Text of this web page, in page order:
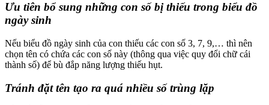
Ưu tiên bổ sung những con số bị thiếu trong biểu đồ
ngày sinh
Nếu biểu đồ ngày sinh của con thiếu các con số 3, 7, 9,… thì nên
chọn tên có chứa các con số này (thông qua việc quy đổi chữ cái
thành số) để bù đắp năng lượng thiếu hụt.
Tránh đặt tên tạo ra quá nhiều số trùng lặp